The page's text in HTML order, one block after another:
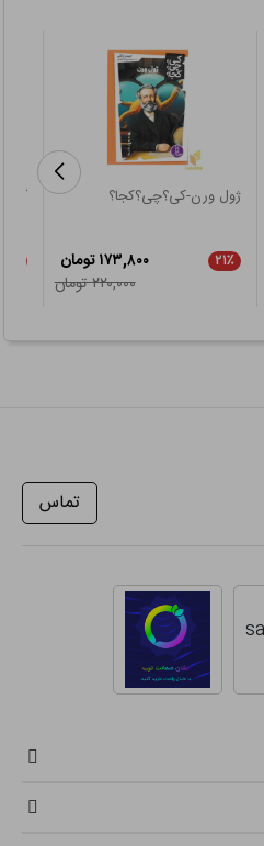
ژول ورن-کی؟چی؟کجا؟
۲۱٪
۱۷۳,۸۰۰ تومان
۲۲۰,۰۰۰ تومان
تماس